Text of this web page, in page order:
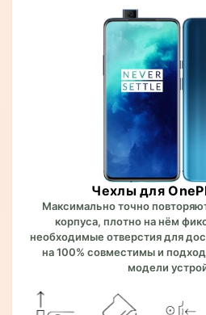
Чехлы для
Максимально точно
корпуса, плотно на нём
необходимые отверстия для
на 100% совместимы и
модели